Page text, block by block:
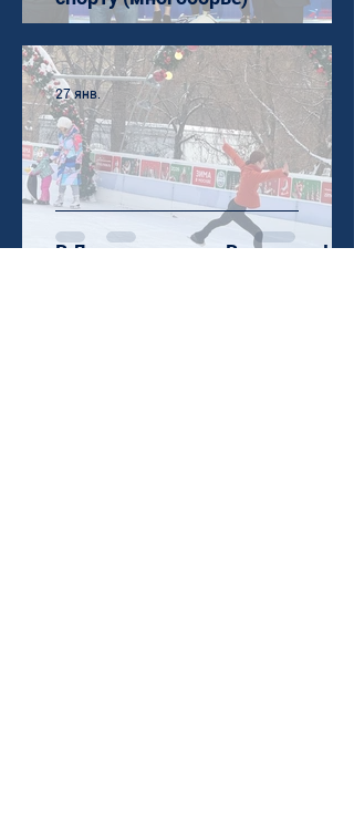
В День студента - Все на лед!
27 янв.